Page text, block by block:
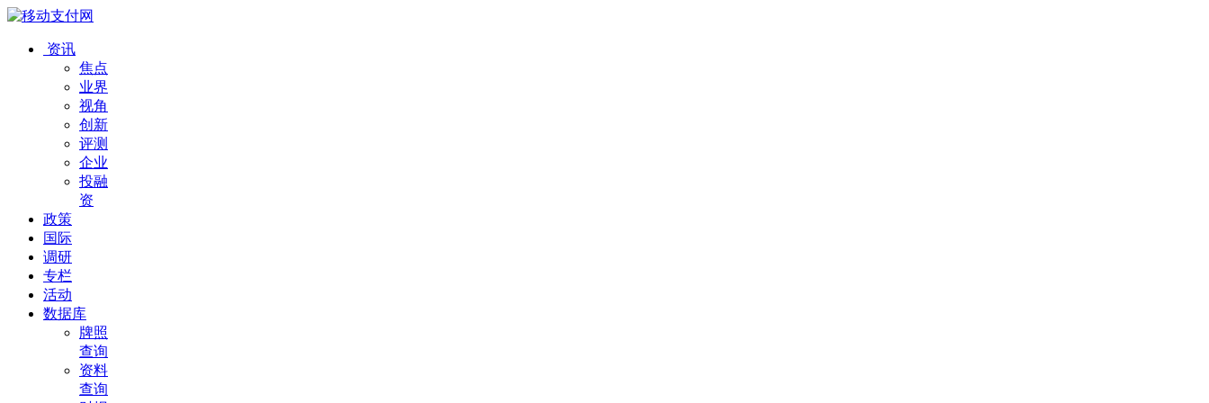
资讯
焦点
业界
视角
创新
评测
企业
投融
资
政策
国际
调研
专栏
活动
数据库
牌照
查询
资料
查询